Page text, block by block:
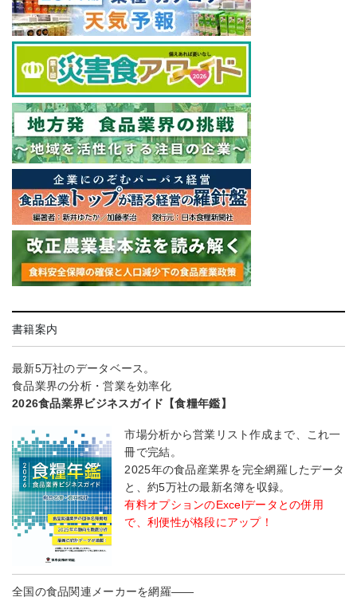
書籍案内
最新5万社のデータベース。
食品業界の分析・営業を効率化
2026食品業界ビジネスガイド【食糧年鑑】
市場分析から営業リスト作成まで、これ一
冊で完結。
2025年の食品産業界を完全網羅したデータ
と、約5万社の最新名簿を収録。
有料オプションのExcelデータとの併用
で、利便性が格段にアップ！
全国の食品関連メーカーを網羅――